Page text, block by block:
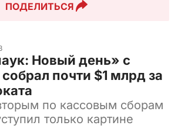
ПОДЕЛИТЬСЯ
Новый день» с
почти $1 млрд за
по кассовым сборам
только картине